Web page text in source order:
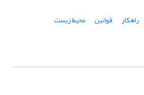
راهکار قوانین
محیط زیست